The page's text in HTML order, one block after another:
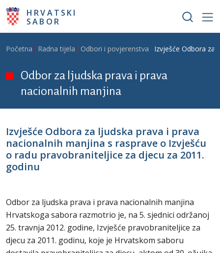
Skoči na glavni sadržaj
HRVATSKI
SABOR
Breadcrumb
Početna Radna tijela Odbori i povjerenstva Izvješće Odbora za
Odbor za ljudska prava i prava
nacionalnih manjina
Izvješće Odbora za ljudska prava i prava
nacionalnih manjina s rasprave o Izvješću
o radu pravobraniteljice za djecu za 2011.
godinu
Odbor za ljudska prava i prava nacionalnih manjina
Hrvatskoga sabora razmotrio je, na 5. sjednici održanoj
25. travnja 2012. godine, Izvješće pravobraniteljice za
djecu za 2011. godinu, koje je Hrvatskom saboru